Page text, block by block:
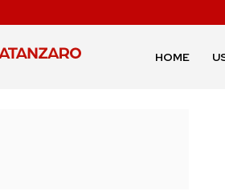
HOME